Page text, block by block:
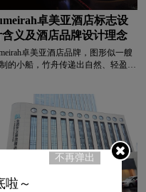
卓美亚酒店标志设
含义及酒店品牌设计理念
卓美亚酒店品牌，‌‌‌图形似一艘
的小船，竹舟传递出自然、轻盈、
意的住宿体验，体现出与自然相关的
牌属性与对舒适体验的追求。深绿色
象征着自然、生机与宁静，契合竹舟
代表的自然意象，体现出酒店希望为
营造的亲近自然、宁静舒适的住宿
境，让客人感受到自然的生机与宁静
围。图形与手写体风格的中文结合，
现出品牌的自然、灵动特质，又传
不再弹出
啦～